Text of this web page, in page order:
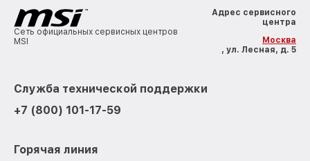
Сеть официальных сервисных центров
MSI
Адрес сервисного
центра
Москва
, ул. Лесная, д. 5
Служба технической поддержки
+7 (800) 101-17-59
Горячая линия